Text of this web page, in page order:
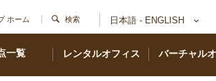
ホーム 検索 日本語 - ENGLISH
レンタルオフィス バーチャル
一覧